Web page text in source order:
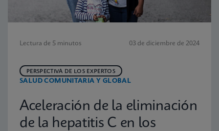
Lectura de 5 minutos 03 de diciembre de 2024
SALUD COMUNITARIA Y GLOBAL
PERSPECTIVA DE LOS EXPERTOS
Aceleración de la eliminación
de la hepatitis C en los